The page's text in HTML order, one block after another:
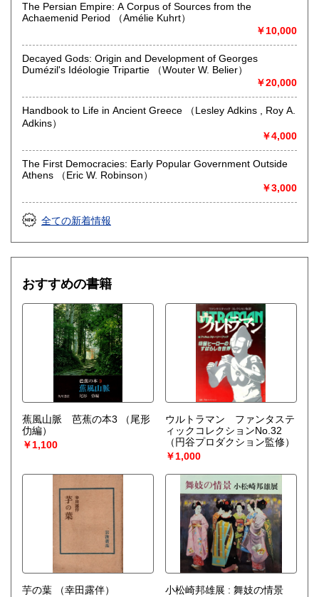
The Persian Empire: A Corpus of Sources from the
Achaemenid Period （Amélie Kuhrt）
￥10,000
Decayed Gods: Origin and Development of Georges
Dumézil's Idéologie Tripartie （Wouter W. Belier）
￥20,000
Handbook to Life in Ancient Greece （Lesley Adkins , Roy A.
Adkins）
￥4,000
The First Democracies: Early Popular Government Outside
Athens （Eric W. Robinson）
￥3,000
全ての新着情報
おすすめの書籍
蕉風山脈 芭蕉の本3
（尾形
仂編）
￥1,100
ウルトラマン ファンタステ
ィックコレクションNo.32
（円谷プロダクション監修）
￥1,000
芋の葉
（幸田露伴）
小松崎邦雄展 : 舞妓の情景